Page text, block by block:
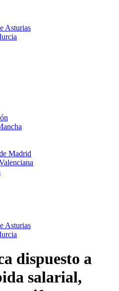
Asturias
Madrid
Asturias
dispuesto a
salarial,